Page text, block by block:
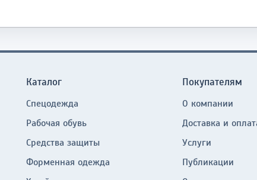
Каталог
Спецодежда
Рабочая обувь
Средства защиты
Форменная одежда
Покупателям
О компании
Доставка и
Услуги
Публикации